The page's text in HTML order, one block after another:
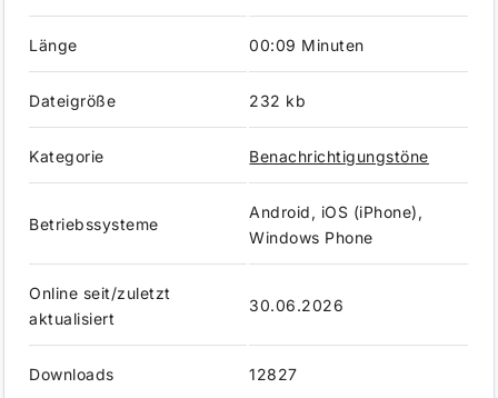
Länge 00:09 Minuten
Dateigröße 232 kb
Kategorie Benachrichtigungstöne
Betriebssysteme
Android, iOS (iPhone),
Windows Phone
Online seit/zuletzt
aktualisiert
30.06.2026
Downloads 12827